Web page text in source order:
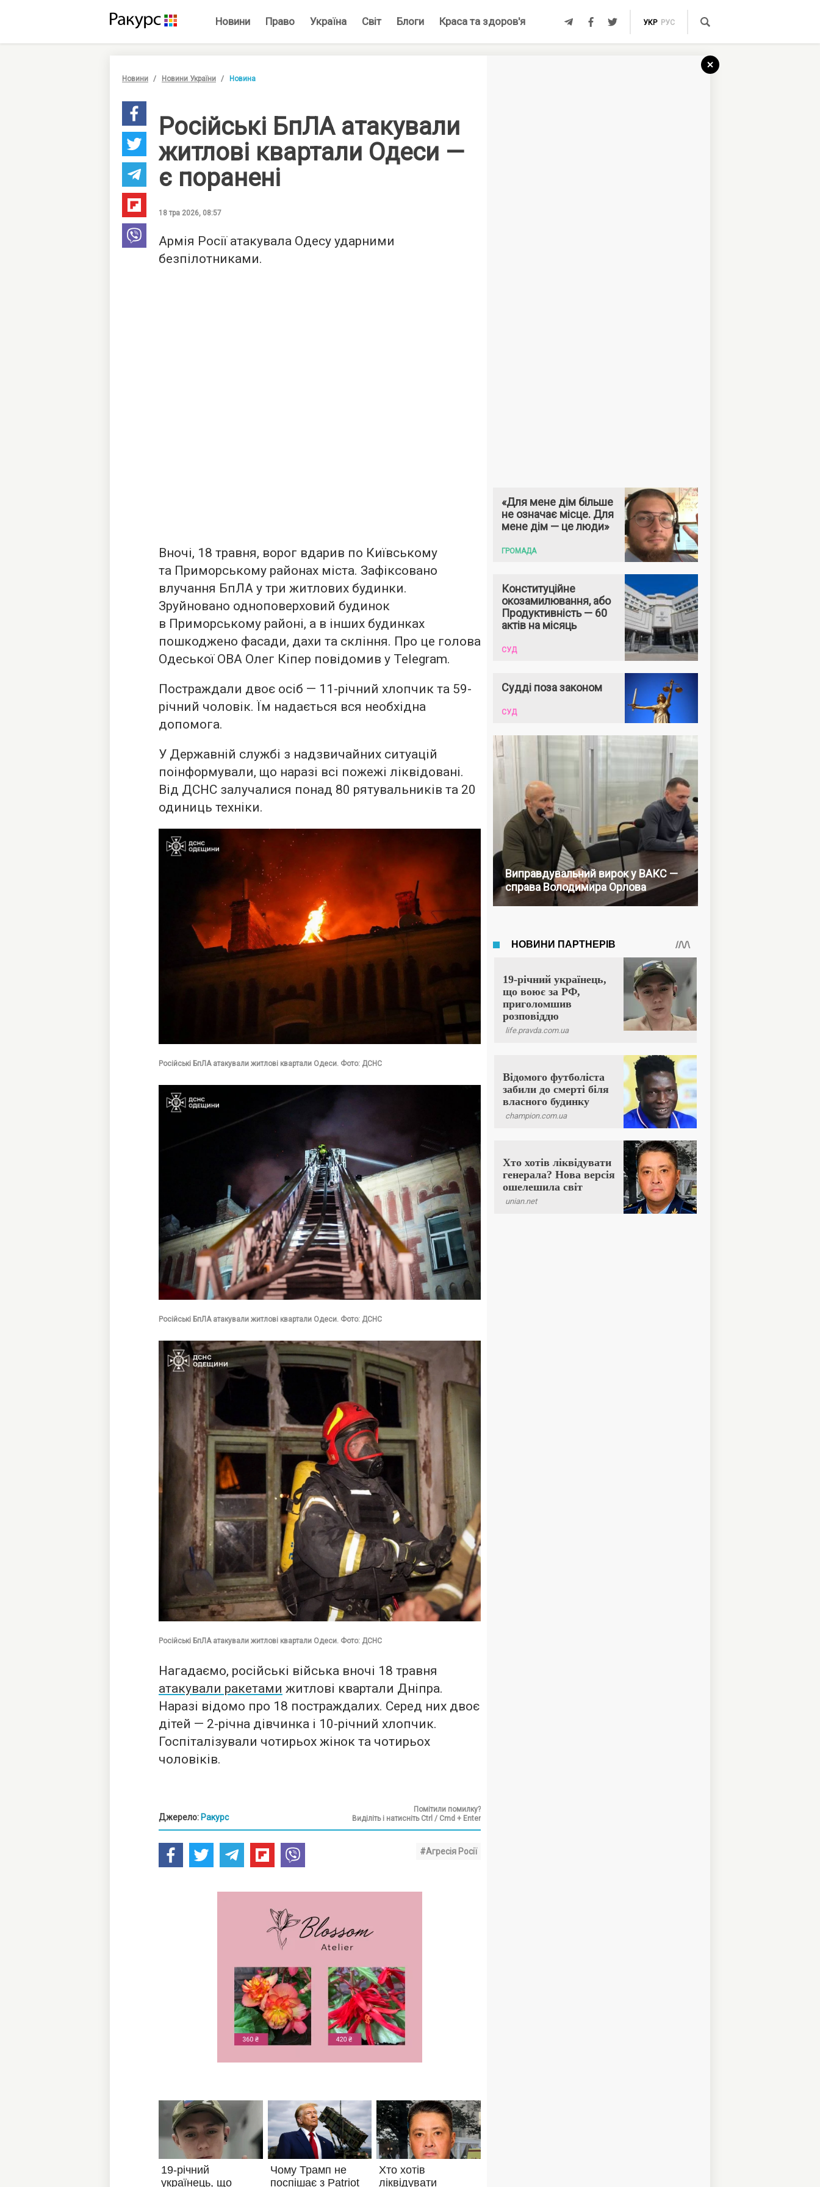
Новини Право Україна Світ Блоги Краса та здоров'я УКР РУС
Новини Новини України Новина
Російські БпЛА атакували
житлові квартали Одеси —
є поранені
18 тра 2026, 08:57
Армія Росії атакувала Одесу ударними
безпілотниками.
Вночі, 18 травня, ворог вдарив по Київському
та Приморському районах міста. Зафіксовано
влучання БпЛА у три житлових будинки.
Зруйновано одноповерховий будинок
в Приморському районі, а в інших будинках
пошкоджено фасади, дахи та скління. Про це голова
Одеської ОВА Олег Кіпер повідомив у Telegram.
Постраждали двоє осіб — 11-річний хлопчик та 59-
річний чоловік. Їм надається вся необхідна
допомога.
У Державній службі з надзвичайних ситуацій
поінформували, що наразі всі пожежі ліквідовані.
Від ДСНС залучалися понад 80 рятувальників та 20
одиниць техніки.
Російські БпЛА атакували житлові квартали Одеси. Фото: ДСНС
Російські БпЛА атакували житлові квартали Одеси. Фото: ДСНС
Російські БпЛА атакували житлові квартали Одеси. Фото: ДСНС
Нагадаємо, російські війська вночі 18 травня
атакували ракетами житлові квартали Дніпра.
Наразі відомо про 18 постраждалих. Серед них двоє
дітей — 2-річна дівчинка і 10-річний хлопчик.
Госпіталізували чотирьох жінок та чотирьох
чоловіків.
Джерело: Ракурс
Помітили помилку?
Виділіть і натисніть Ctrl / Cmd + Enter
#Агресія Росії
«Для мене дім більше
не означає місце. Для
мене дім — це люди»
ГРОМАДА
Конституційне
окозамилювання, або
Продуктивність — 60
актів на місяць
СУД
Судді поза законом
СУД
Виправдувальний вирок у ВАКС —
справа Володимира Орлова